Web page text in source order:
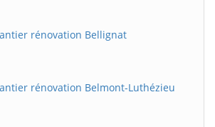
rénovation Bellignat
rénovation Belmont-Luthézieu